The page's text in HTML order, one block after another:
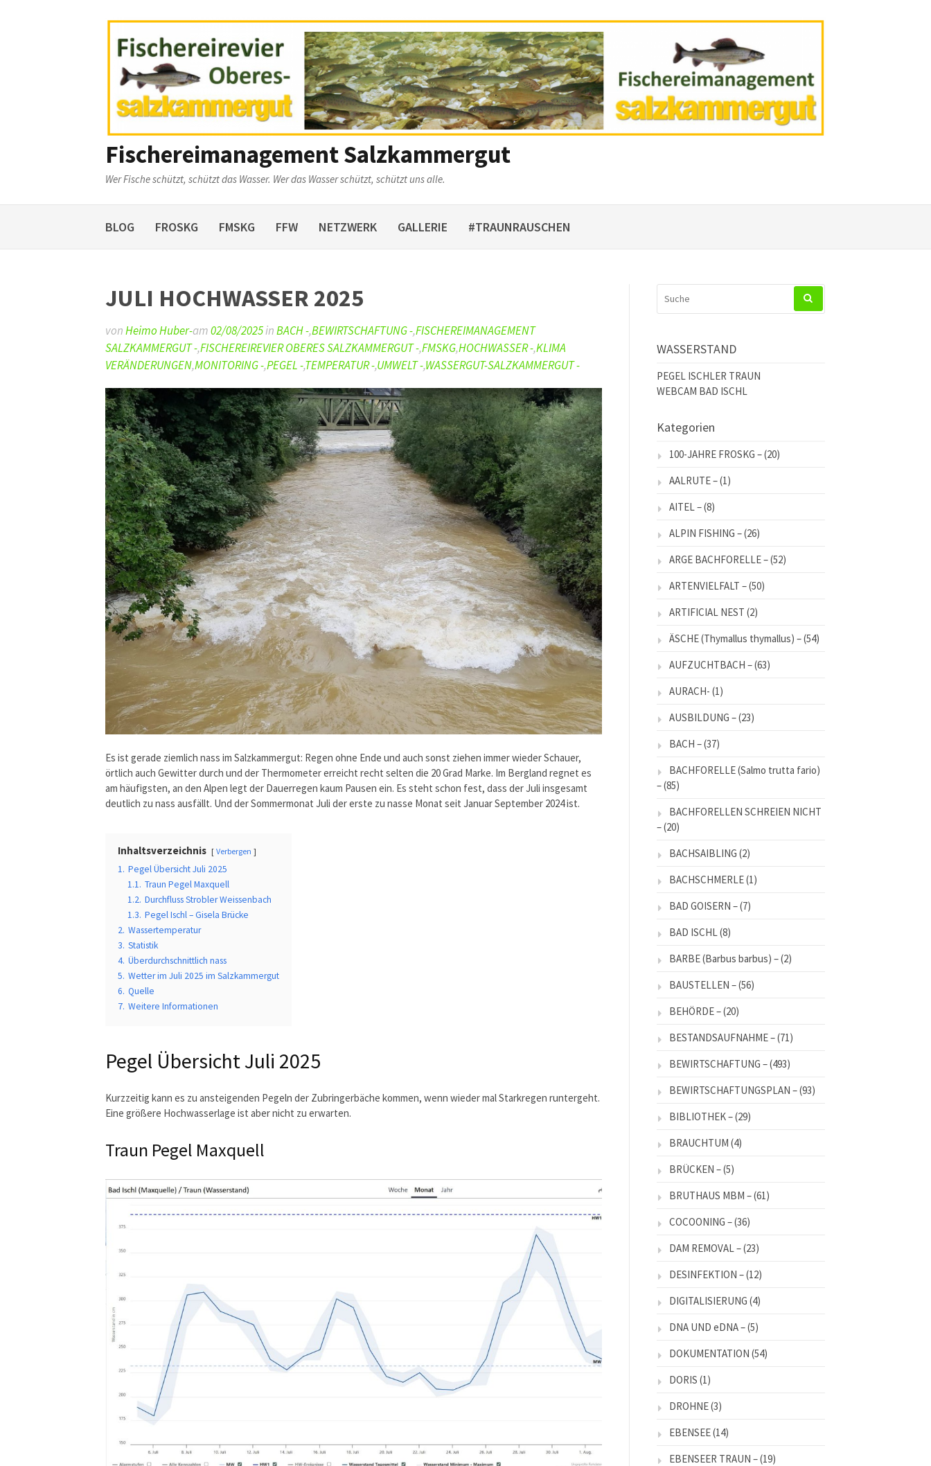
Fischereimanagement Salzkammergut
Wer Fische schützt, schützt das Wasser. Wer das Wasser schützt, schützt uns alle.
BLOG FROSKG FMSKG FFW NETZWERK GALLERIE #TRAUNRAUSCHEN
JULI HOCHWASSER 2025
vonHeimo Huber-am02/08/2025inBACH -,BEWIRTSCHAFTUNG -,FISCHEREIMANAGEMENT
SALZKAMMERGUT -,FISCHEREIREVIER OBERES SALZKAMMERGUT -,FMSKG,HOCHWASSER -,KLIMA
VERÄNDERUNGEN,MONITORING -,PEGEL -,TEMPERATUR -,UMWELT -,WASSERGUT-SALZKAMMERGUT -
Es ist gerade ziemlich nass im Salzkammergut: Regen ohne Ende und auch sonst ziehen immer wieder Schauer,
örtlich auch Gewitter durch und der Thermometer erreicht recht selten die 20 Grad Marke. Im Bergland regnet es
am häufigsten, an den Alpen legt der Dauerregen kaum Pausen ein. Es steht schon fest, dass der Juli insgesamt
deutlich zu nass ausfällt. Und der Sommermonat Juli der erste zu nasse Monat seit Januar September 2024 ist.
Inhaltsverzeichnis Verbergen
1. Pegel Übersicht Juli 2025
1.1. Traun Pegel Maxquell
1.2. Durchfluss Strobler Weissenbach
1.3. Pegel Ischl – Gisela Brücke
2. Wassertemperatur
3. Statistik
4. Überdurchschnittlich nass
5. Wetter im Juli 2025 im Salzkammergut
6. Quelle
7. Weitere Informationen
Pegel Übersicht Juli 2025
Kurzzeitig kann es zu ansteigenden Pegeln der Zubringerbäche kommen, wenn wieder mal Starkregen runtergeht.
Eine größere Hochwasserlage ist aber nicht zu erwarten.
Traun Pegel Maxquell
NACH:
WASSERSTAND
PEGEL ISCHLER TRAUN
WEBCAM BAD ISCHL
Kategorien
100-JAHRE FROSKG –(20)
AALRUTE –(1)
AITEL –(8)
ALPIN FISHING –(26)
ARGE BACHFORELLE –(52)
ARTENVIELFALT –(50)
ARTIFICIAL NEST (2)
ÄSCHE (Thymallus thymallus) –(54)
AUFZUCHTBACH –(63)
AURACH- (1)
AUSBILDUNG –(23)
BACH –(37)
BACHFORELLE (Salmo trutta fario)
–(85)
BACHFORELLEN SCHREIEN NICHT
–(20)
BACHSAIBLING (2)
BACHSCHMERLE(1)
BAD GOISERN –(7)
BAD ISCHL(8)
BARBE (Barbus barbus) –(2)
BAUSTELLEN –(56)
BEHÖRDE –(20)
BESTANDSAUFNAHME –(71)
BEWIRTSCHAFTUNG –(493)
BEWIRTSCHAFTUNGSPLAN –(93)
BIBLIOTHEK –(29)
BRAUCHTUM (4)
BRÜCKEN –(5)
BRUTHAUS MBM –(61)
COCOONING –(36)
DAM REMOVAL –(23)
DESINFEKTION –(12)
DIGITALISIERUNG (4)
DNA UND eDNA –(5)
DOKUMENTATION (54)
DORIS (1)
DROHNE(3)
EBENSEE(14)
EBENSEER TRAUN –(19)